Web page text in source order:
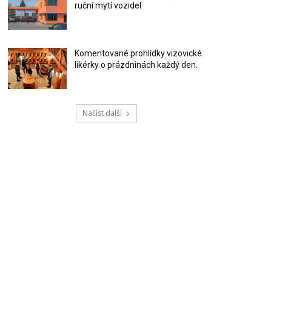
ruční mytí vozidel
Komentované prohlídky vizovické
likérky o prázdninách každý den.
Načíst další